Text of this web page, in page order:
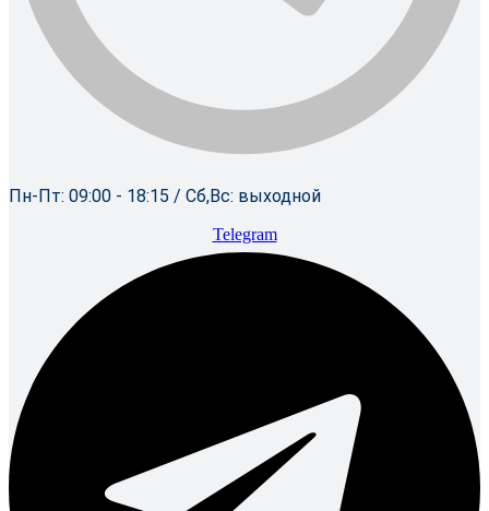
Пн-Пт: 09:00 - 18:15 / Сб,Вс: выходной
Telegram